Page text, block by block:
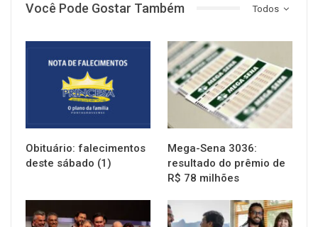
Todos
Você Pode Gostar Também
Obituário: falecimentos
deste sábado (1)
NOTÍCIAS
Mega-Sena 3036:
resultado do prêmio de
R$ 78 milhões
NOTÍCIAS NOTÍCIAS